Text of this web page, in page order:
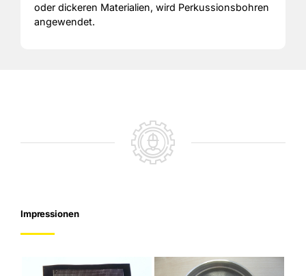
oder dickeren Materialien, wird Perkussionsbohren
angewendet.
Impressionen